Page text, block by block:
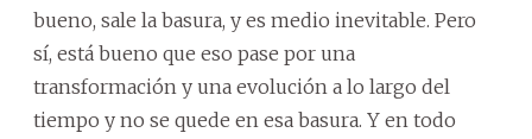
bueno, sale la basura, y es medio inevitable. Pero
sí, está bueno que eso pase por una
transformación y una evolución a lo largo del
tiempo y no se quede en esa basura. Y en todo